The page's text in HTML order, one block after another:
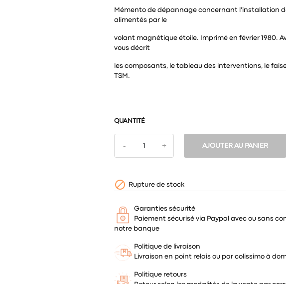
Mémento de dépannage concernant l'installation
alimentés par le
volant magnétique étoile. Imprimé en février 1980.
vous décrit
les composants, le tableau des interventions, le
TSM.
QUANTITÉ
AJOUTER AU PANIER
 Rupture de stock
Garanties sécurité
Paiement sécurisé via Paypal avec ou sans
notre banque
Politique de livraison
Livraison en point relais ou par colissimo à
Politique retours